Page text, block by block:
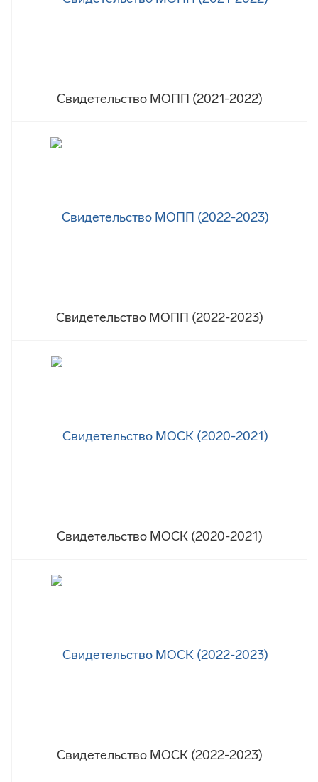
Свидетельство МОПП (2021-2022)
Свидетельство МОПП (2022-2023)
Свидетельство МОСК (2020-2021)
Свидетельство МОСК (2022-2023)